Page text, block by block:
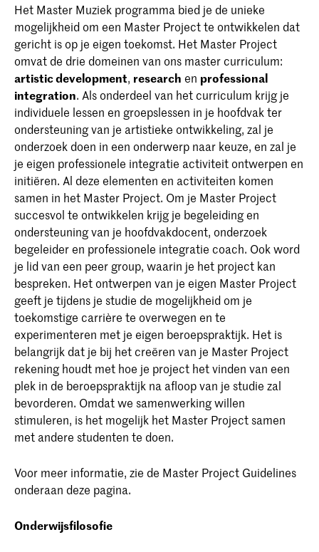
Het Master Muziek programma bied je de unieke
mogelijkheid om een Master Project te ontwikkelen dat
gericht is op je eigen toekomst. Het Master Project
omvat de drie domeinen van ons master curriculum:
artistic development, research en professional
integration. Als onderdeel van het curriculum krijg je
individuele lessen en groepslessen in je hoofdvak ter
ondersteuning van je artistieke ontwikkeling, zal je
onderzoek doen in een onderwerp naar keuze, en zal je
je eigen professionele integratie activiteit ontwerpen en
initiëren. Al deze elementen en activiteiten komen
samen in het Master Project. Om je Master Project
succesvol te ontwikkelen krijg je begeleiding en
ondersteuning van je hoofdvakdocent, onderzoek
begeleider en professionele integratie coach. Ook word
je lid van een peer group, waarin je het project kan
bespreken. Het ontwerpen van je eigen Master Project
geeft je tijdens je studie de mogelijkheid om je
toekomstige carrière te overwegen en te
experimenteren met je eigen beroepspraktijk. Het is
belangrijk dat je bij het creëren van je Master Project
rekening houdt met hoe je project het vinden van een
plek in de beroepspraktijk na afloop van je studie zal
bevorderen. Omdat we samenwerking willen
stimuleren, is het mogelijk het Master Project samen
met andere studenten te doen.
Voor meer informatie, zie de Master Project Guidelines
onderaan deze pagina.
Onderwijsfilosofie